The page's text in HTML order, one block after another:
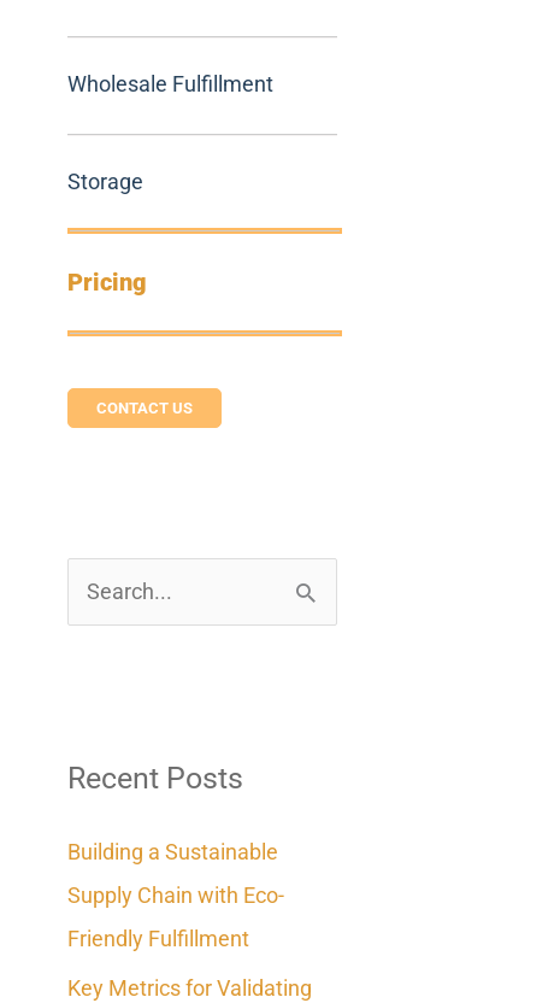
Wholesale Fulfillment
Storage
Pricing
CONTACT US
c
f
o
r
Recent Posts
Building a Sustainable
Supply Chain with Eco-
Friendly Fulfillment
Key Metrics for Validating